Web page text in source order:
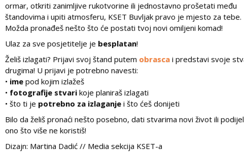
ormar, otkriti zanimljive rukotvorine ili jednostavno prošetati među
štandovima i upiti atmosferu, KSET Buvljak pravo je mjesto za tebe.
Možda pronađeš nešto što će postati tvoj novi omiljeni komad!
Ulaz za sve posjetitelje je besplatan!
Želiš izlagati? Prijavi svoj štand putem obrasca i predstavi svoje
drugima! U prijavi je potrebno navesti:
• ime pod kojim izlažeš
• fotografije stvari koje planiraš izlagati
• što ti je potrebno za izlaganje i što ćeš donijeti
Bilo da želiš pronaći nešto posebno, dati stvarima novi život ili
ono što više ne koristiš!
Dizajn: Martina Dadić // Media sekcija KSET-a